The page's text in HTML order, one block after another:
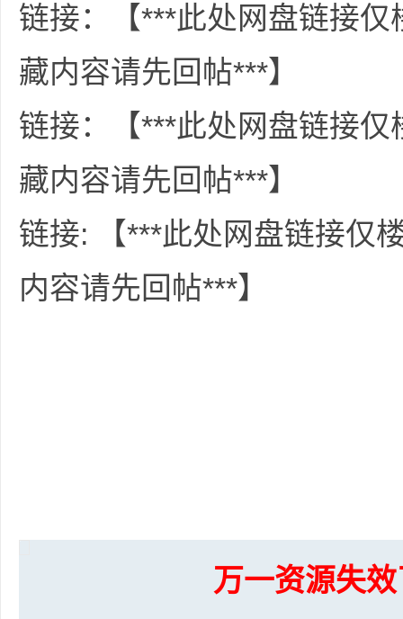
链接：【***此处网盘链接
藏内容请先回帖***】
链接：【***此处网盘链接
藏内容请先回帖***】
链接: 【***此处网盘链接仅
内容请先回帖***】
万一资源失